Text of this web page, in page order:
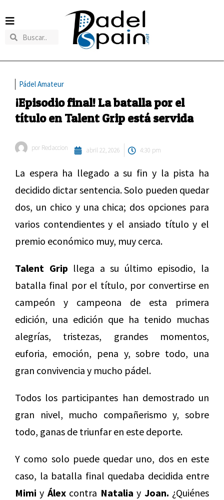
Pádel Amateur
¡Episodio final! La batalla por el
título en Talent Grip está servida
por Redaccion abril 22, 2026 4:30 pm
La espera ha llegado a su fin y la pista ha
decidido dictar sentencia. Solo pueden quedar
dos, un chico y una chica; dos opciones para
varios contendientes y el ansiado título y el
premio económico muy, muy cerca.
Talent Grip llega a su último episodio, la
batalla final por el título, por convertirse en
campeón y campeona de esta primera
edición, una edición que ha tenido muchas
alegrías, tristezas, grandes momentos,
euforia, emoción, pena y, sobre todo, una
gran convivencia y mucho pádel.
Todos los participantes han demostrado un
gran nivel, mucho compañerismo y, sobre
todo, ganas de triunfar en este deporte.
Y como solo puede quedar uno, dos en este
caso, la batalla final quedaba decidida entre
Mimi y Álexcontra Natalia y Joan. ¿Quiénes